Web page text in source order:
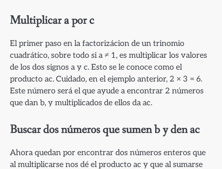
Multiplicar a por c
El primer paso en la factorizácion de un trinomio
cuadrático, sobre todo si a ≠ 1, es multiplicar los valores
de los dos signos a y c. Esto se le conoce como el
producto ac. Cuidado, en el ejemplo anterior, 2 × 3 = 6.
Este número será el que ayude a encontrar 2 números
que dan b, y multiplicados de ellos da ac.
Buscar dos números que sumen b y den ac
Ahora quedan por encontrar dos números enteros que
al multiplicarse nos dé el producto ac y que al sumarse